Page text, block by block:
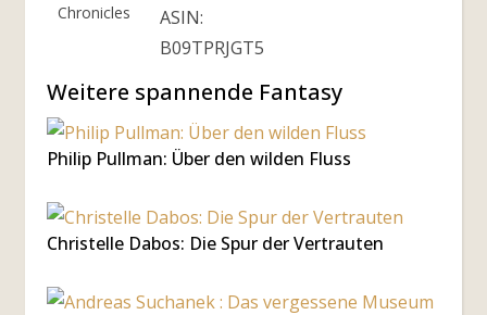
Chronicles
ASIN:
B09TPRJGT5
Weitere spannende Fantasy
Philip Pullman: Über den wilden Fluss
Christelle Dabos: Die Spur der Vertrauten